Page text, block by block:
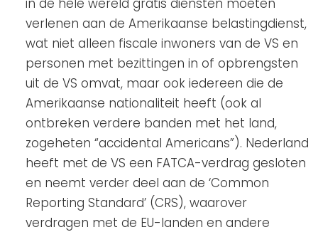
verlenen aan de Amerikaanse belastingdienst,
wat niet alleen fiscale inwoners van de VS en
personen met bezittingen in of opbrengsten
uit de VS omvat, maar ook iedereen die de
Amerikaanse nationaliteit heeft (ook al
ontbreken verdere banden met het land,
zogeheten “accidental Americans”). Nederland
heeft met de VS een FATCA-verdrag gesloten
en neemt verder deel aan de ‘Common
Reporting Standard’ (CRS), waarover
verdragen met de EU-landen en andere